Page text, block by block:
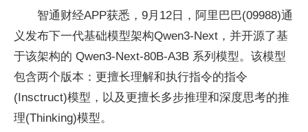
智通财经APP获悉，9月12日，阿里巴巴(09988)通
义发布下一代基础模型架构Qwen3-Next，并开源了基
于该架构的 Qwen3-Next-80B-A3B 系列模型。该模型
包含两个版本：更擅长理解和执行指令的指令
(Insctruct)模型，以及更擅长多步推理和深度思考的推
理(Thinking)模型。